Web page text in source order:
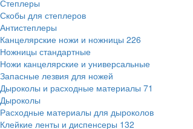
Степлеры
Скобы для степлеров
Антистеплеры
Канцелярские ножи и ножницы 226
Ножницы стандартные
Ножи канцелярские и универсальные
Запасные лезвия для ножей
Дыроколы и расходные материалы 71
Дыроколы
Расходные материалы для дыроколов
Клейкие ленты и диспенсеры 132